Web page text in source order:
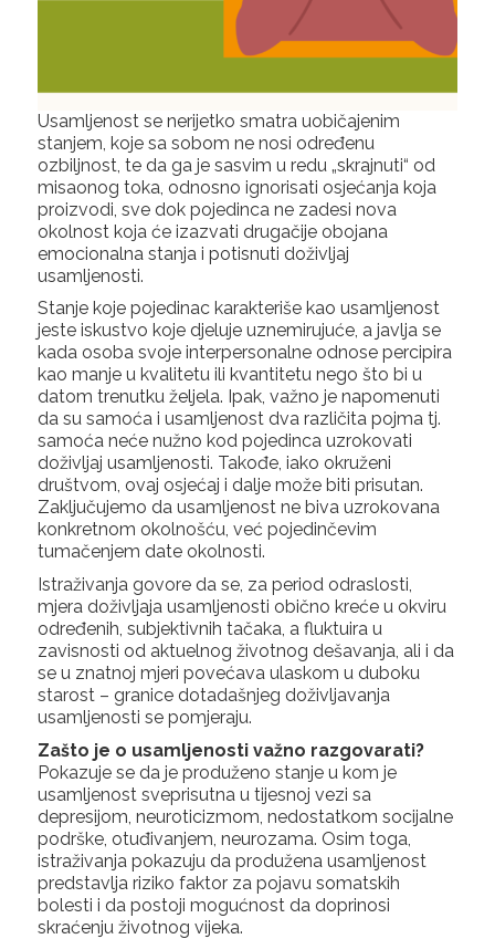
Usamljenost se nerijetko smatra uobičajenim
stanjem, koje sa sobom ne nosi određenu
ozbiljnost, te da ga je sasvim u redu „skrajnuti“ od
misaonog toka, odnosno ignorisati osjećanja koja
proizvodi, sve dok pojedinca ne zadesi nova
okolnost koja će izazvati drugačije obojana
emocionalna stanja i potisnuti doživljaj
usamljenosti.
Stanje koje pojedinac karakteriše kao usamljenost
jeste iskustvo koje djeluje uznemirujuće, a javlja se
kada osoba svoje interpersonalne odnose percipira
kao manje u kvalitetu ili kvantitetu nego što bi u
datom trenutku željela. Ipak, važno je napomenuti
da su samoća i usamljenost dva različita pojma tj.
samoća neće nužno kod pojedinca uzrokovati
doživljaj usamljenosti. Takođe, iako okruženi
društvom, ovaj osjećaj i dalje može biti prisutan.
Zaključujemo da usamljenost ne biva uzrokovana
konkretnom okolnošću, već pojedinčevim
tumačenjem date okolnosti.
Istraživanja govore da se, za period odraslosti,
mjera doživljaja usamljenosti obično kreće u okviru
određenih, subjektivnih tačaka, a fluktuira u
zavisnosti od aktuelnog životnog dešavanja, ali i da
se u znatnoj mjeri povećava ulaskom u duboku
starost – granice dotadašnjeg doživljavanja
usamljenosti se pomjeraju.
Zašto je o usamljenosti važno razgovarati?
Pokazuje se da je produženo stanje u kom je
usamljenost sveprisutna u tijesnoj vezi sa
depresijom, neuroticizmom, nedostatkom socijalne
podrške, otuđivanjem, neurozama. Osim toga,
istraživanja pokazuju da produžena usamljenost
predstavlja riziko faktor za pojavu somatskih
bolesti i da postoji mogućnost da doprinosi
skraćenju životnog vijeka.